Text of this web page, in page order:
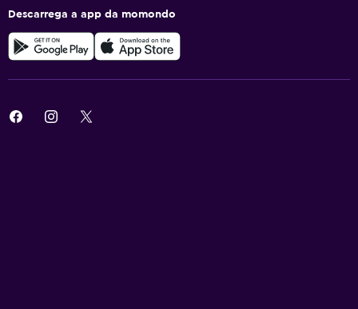
Descarrega a app da momondo